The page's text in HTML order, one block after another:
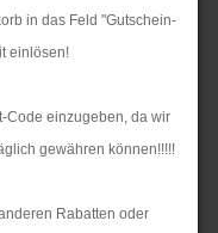
in das Feld "Gutschein-
einlösen!
Code einzugeben, da wir
gewähren können!!!!!
Rabatten oder
- Jeans -